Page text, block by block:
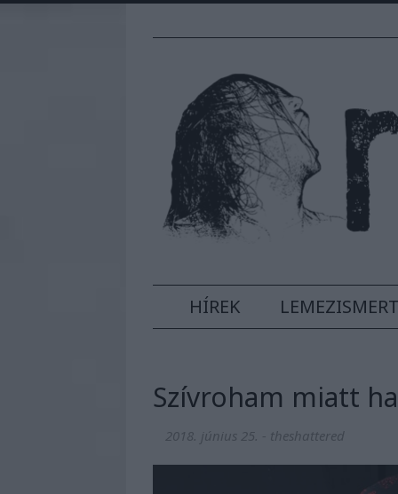
HÍREK
Szívroham miatt
2018. június 25. - theshattered